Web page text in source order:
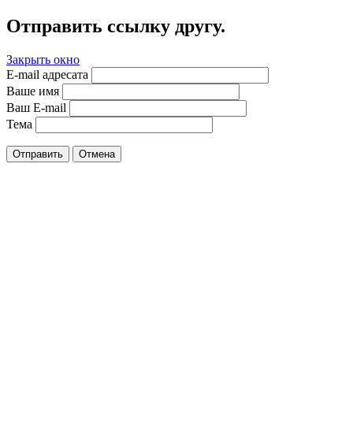
Отправить ссылку другу.
Закрыть окно
E-mail адресата
Ваше имя
Ваш E-mail
Тема
Отправить Отмена